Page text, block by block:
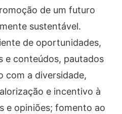
de um futuro
sustentável.
de oportunidades,
e conteúdos, pautados
com a diversidade,
e incentivo à
e opiniões; fomento ao